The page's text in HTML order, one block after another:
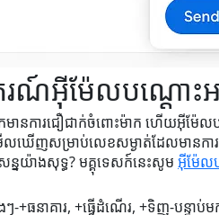
ណ៍អ៊ីម៉ែលបណ្ដោះអ
ការជឿជាក់ចំពោះម៉ាក ហើយអ៊ីម៉ែលបណ្
ឃើញសម្រាប់លេខសម្ងាត់ដែលមានកា
ន្នយ៉ាងសុទ្ធ? មគ្គុទេសក៍នេះសូម អ៊ីម៉ែល
-+ធនាគារ, +ធ្វើដំណើរ, +ទិញ-បន្ទ